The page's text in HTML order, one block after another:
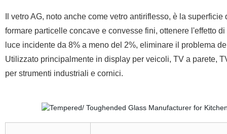
Il vetro AG, noto anche come vetro antiriflesso, è la
formare particelle concave e convesse fini, ottenere l'effetto
luce incidente da 8% a meno del 2%, eliminare il problema
Utilizzato principalmente in display per veicoli, TV a parete,
per strumenti industriali e cornici.